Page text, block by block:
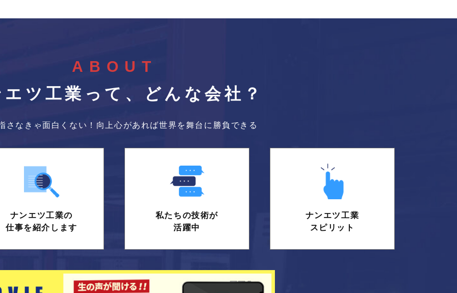
ABOUT
ツ工業って、 どんな会社？
さなきゃ面白くない！向上心があれば世界を舞台に勝負できる
ナンエツ工業の
仕事を紹介します
私たちの技術が
活躍中
ナンエツ工業
スピリット